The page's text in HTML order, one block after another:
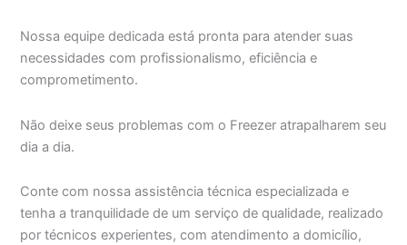
Nossa equipe dedicada está pronta para atender suas
necessidades com profissionalismo, eficiência e
comprometimento.
Não deixe seus problemas com o Freezer atrapalharem seu
dia a dia.
Conte com nossa assistência técnica especializada e
tenha a tranquilidade de um serviço de qualidade, realizado
por técnicos experientes, com atendimento a domicílio,